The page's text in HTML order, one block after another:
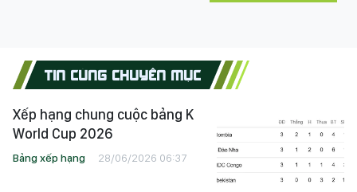
TIN CÙNG CHUYÊN MỤC
Xếp hạng chung cuộc bảng K
World Cup 2026
Bảng xếp hạng 28/06/2026 06:37